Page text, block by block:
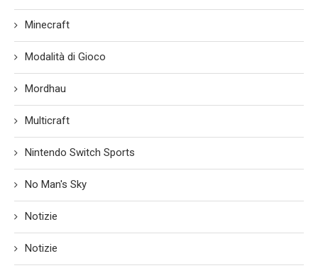
Minecraft
Modalità di Gioco
Mordhau
Multicraft
Nintendo Switch Sports
No Man's Sky
Notizie
Notizie